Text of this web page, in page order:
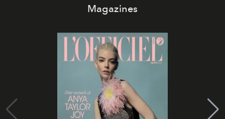
Magazines